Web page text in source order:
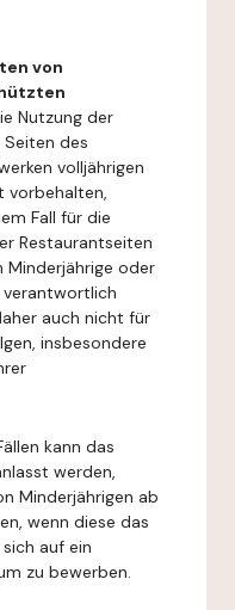
von
Nutzung der
des
volljährigen
vorbehalten,
Fall für die
Restaurantseiten
Minderjährige oder
verantwortlich
auch nicht für
insbesondere
kann das
werden,
Minderjährigen ab
wenn diese das
auf ein
zu bewerben.